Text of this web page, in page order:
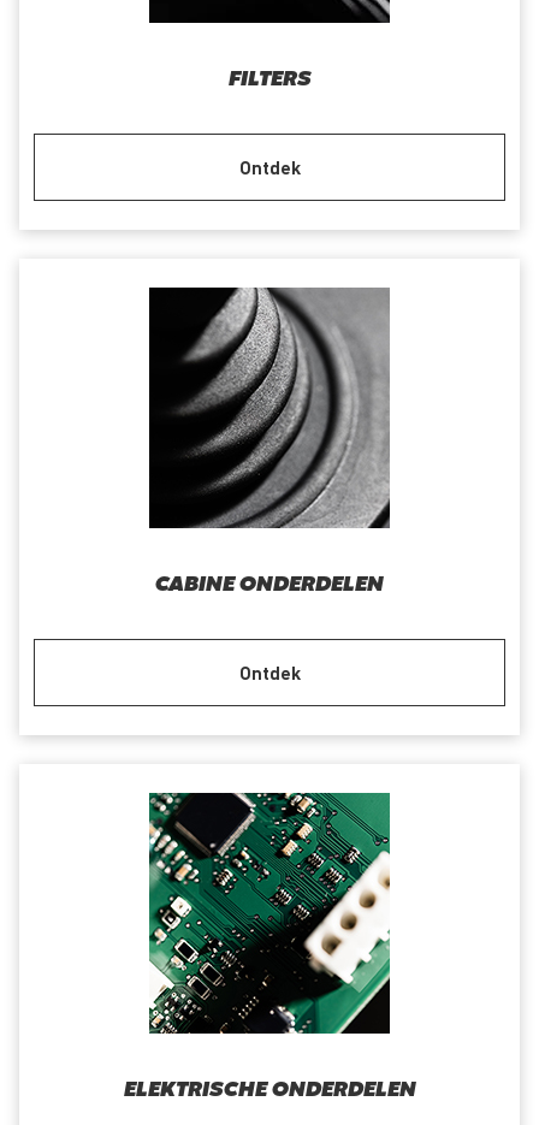
FILTERS
Ontdek
CABINE ONDERDELEN
Ontdek
ELEKTRISCHE ONDERDELEN